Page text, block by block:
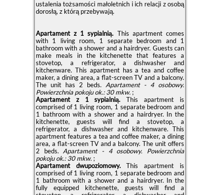
ustalenia tożsamości małoletnich i ich relacji z osobą
dorosłą, z którą przebywają.
Apartament z 1 sypialnią. This apartment comes
with 1 living room, 1 separate bedroom and 1
bathroom with a shower and a hairdryer. Guests can
make meals in the kitchenette that features a
stovetop, a refrigerator, a dishwasher and
kitchenware. This apartment has a tea and coffee
maker, a dining area, a flat-screen TV and a balcony.
The unit has 2 beds. Apartament - 4 osobowy.
Powierzchnia pokoju ok.: 30 mkw.;
Apartament z 1 sypialnią. This apartment is
comprised of 1 living room, 1 separate bedroom and
1 bathroom with a shower and a hairdryer. In the
kitchenette, guests will find a stovetop, a
refrigerator, a dishwasher and kitchenware. This
apartment features a tea and coffee maker, a dining
area, a flat-screen TV and a balcony. The unit offers
2 beds. Apartament - 4 osobowy.
Powierzchnia
pokoju ok.: 30 mkw.;
Apartament dwupoziomowy.This apartment is
comprised of 1 living room, 1 separate bedroom and
1 bathroom with a shower and a hairdryer. In the
fully equipped kitchenette, guests will find a